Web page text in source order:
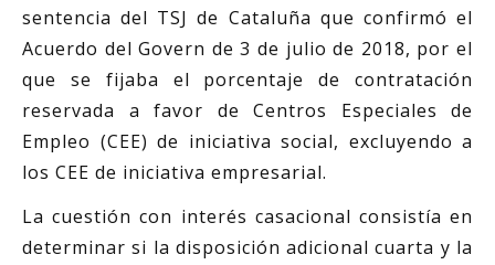
sentencia del TSJ de Cataluña que confirmó el
Acuerdo del Govern de 3 de julio de 2018, por el
que se fijaba el porcentaje de contratación
reservada a favor de Centros Especiales de
Empleo (CEE) de iniciativa social, excluyendo a
los CEE de iniciativa empresarial.
La cuestión con interés casacional consistía en
determinar si la disposición adicional cuarta y la